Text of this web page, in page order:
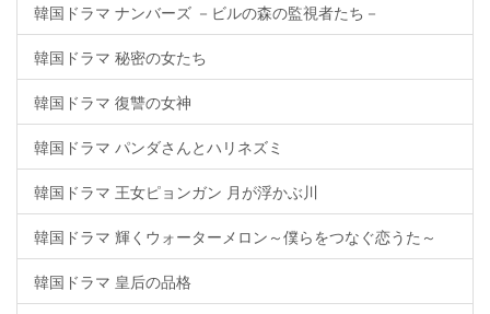
韓国ドラマ ナンバーズ －ビルの森の監視者たち－
韓国ドラマ 秘密の女たち
韓国ドラマ 復讐の女神
韓国ドラマ パンダさんとハリネズミ
韓国ドラマ 王女ピョンガン 月が浮かぶ川
韓国ドラマ 輝くウォーターメロン～僕らをつなぐ恋うた～
韓国ドラマ 皇后の品格